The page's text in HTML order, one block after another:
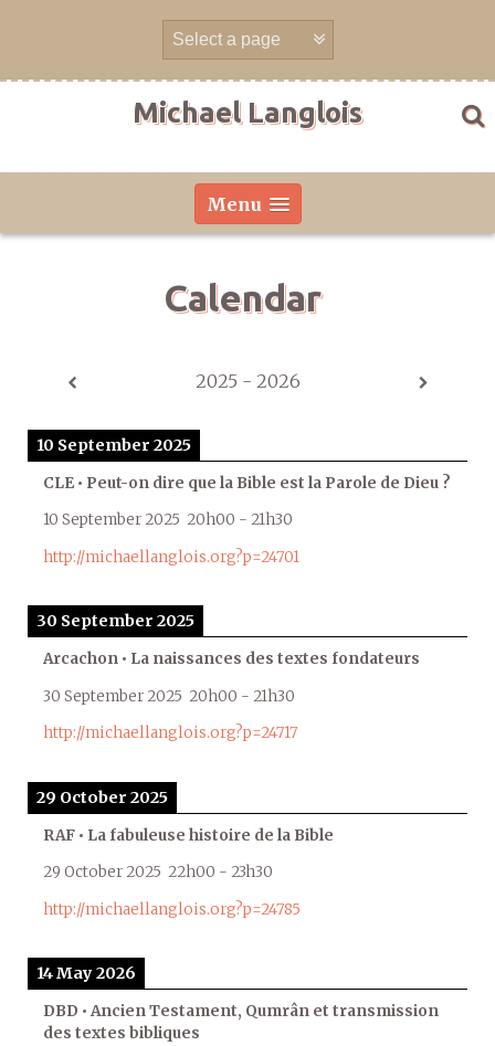
Michael Langlois
Menu
Calendar
2025 - 2026
10 September 2025
CLE • Peut-on dire que la Bible est la Parole de Dieu ?
10 September 2025 20h00 - 21h30
http://michaellanglois.org?p=24701
30 September 2025
Arcachon • La naissances des textes fondateurs
30 September 2025 20h00 - 21h30
http://michaellanglois.org?p=24717
29 October 2025
RAF • La fabuleuse histoire de la Bible
29 October 2025 22h00 - 23h30
http://michaellanglois.org?p=24785
14 May 2026
DBD • Ancien Testament, Qumrân et transmission
des textes bibliques